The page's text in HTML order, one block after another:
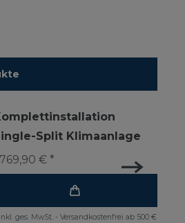
Split Klimaanlage
€ *
inkl. ges. MwSt. - Versandkostenfrei ab 500 €